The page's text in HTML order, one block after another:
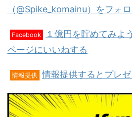
（@Spike_komainu）をフォ
Facebook
１億円を貯めてみよ
ページにいいねする
情報提供 情報提供するとプレゼ